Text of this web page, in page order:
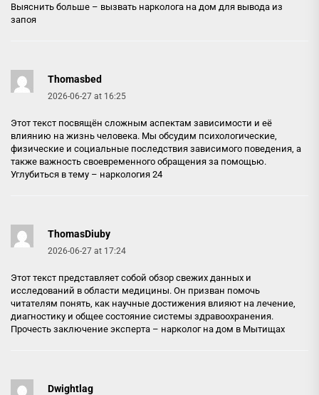
Выяснить больше – вызвать нарколога на дом для вывода из
запоя
Thomasbed
2026-06-27 at 16:25
Этот текст посвящён сложным аспектам зависимости и её
влиянию на жизнь человека. Мы обсудим психологические,
физические и социальные последствия зависимого поведения, а
также важность своевременного обращения за помощью.
Углубиться в тему – наркология 24
ThomasDiuby
2026-06-27 at 17:24
Этот текст представляет собой обзор свежих данных и
исследований в области медицины. Он призван помочь
читателям понять, как научные достижения влияют на лечение,
диагностику и общее состояние системы здравоохранения.
Прочесть заключение эксперта – нарколог на дом в Мытищах
Dwightlag